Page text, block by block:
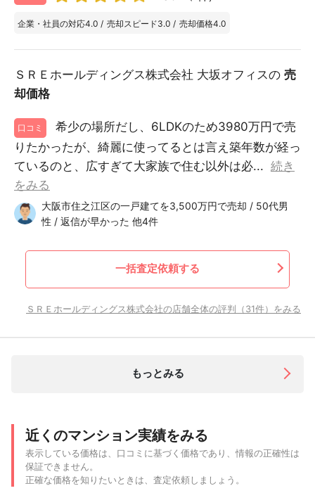
企業・社員の対応4.0 / 売却スピード3.0 / 売却価格4.0
ＳＲＥホールディングス株式会社 大坂オフィスの 売
却価格
口コミ
希少の場所だし、6LDKのため3980万円で売
りたかったが、綺麗に使ってるとは言え築年数が経っ
ているのと、広すぎて大家族で住む以外は必... 続き
をみる
大阪市住之江区の一戸建てを3,500万円で売却 / 50代男
性 / 返信が早かった 他4件
一括査定依頼する
ＳＲＥホールディングス株式会社の店舗全体の評判（31件）をみる
もっとみる
近くのマンション実績をみる
表示している価格は、口コミに基づく価格であり、情報の正確性は
保証できません。
正確な価格を知りたいときは、査定依頼しましょう。